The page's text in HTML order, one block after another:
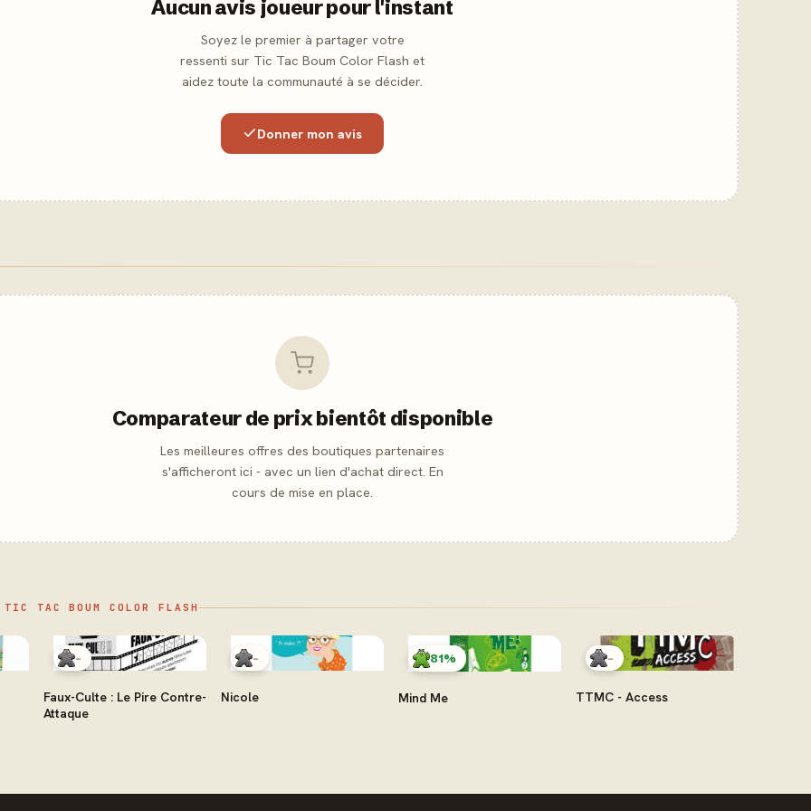
Aucun avis joueur pour l'instant
Soyez le premier à partager votre
ressenti sur Tic Tac Boum Color Flash et
aidez toute la communauté à se décider.
Donner mon avis
Comparateur de prix bientôt disponible
Les meilleures offres des boutiques partenaires
s'afficheront ici - avec un lien d'achat direct. En
cours de mise en place.
TAC BOUM COLOR FLASH
-
Faux-Culte : Le Pire Contre-
Attaque
-
Nicole
81%
Mind Me
-
TTMC - Access